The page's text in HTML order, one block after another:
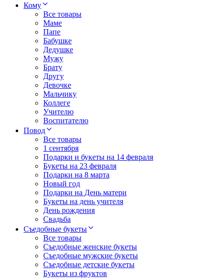
Кому
Все товары
Маме
Папе
Бабушке
Дедушке
Мужу
Брату
Другу
Девочке
Мальчику
Коллеге
Учителю
Воспитателю
Повод
Все товары
1 сентября
Подарки и букеты на 14 февраля
Букеты на 23 февраля
Подарки на 8 марта
Новый год
Подарки на День матери
Букеты на день учителя
День рождения
Свадьба
Съедобные букеты
Все товары
Съедобные женские букеты
Съедобные мужские букеты
Съедобные детские букеты
Букеты из фруктов